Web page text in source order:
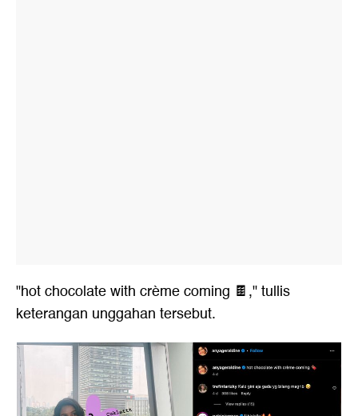
"hot chocolate with crème coming 🍫," tullis
keterangan unggahan tersebut.